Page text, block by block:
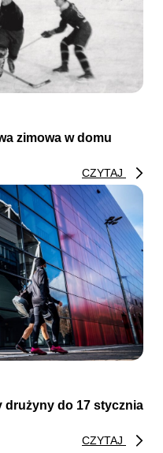
zimowa w domu
CZYTAJ
drużyny do 17 stycznia
CZYTAJ